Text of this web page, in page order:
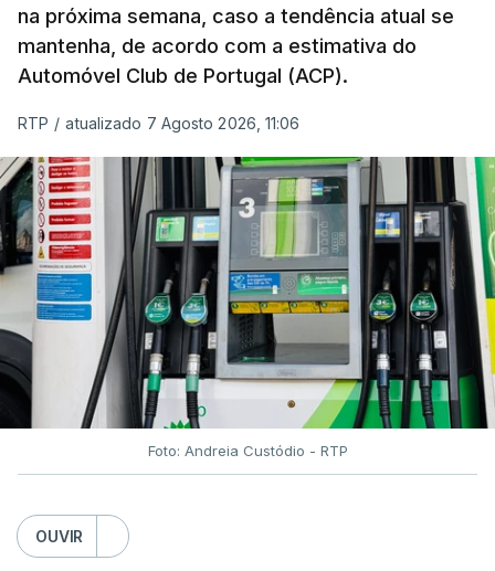
na próxima semana, caso a tendência atual se
mantenha, de acordo com a estimativa do
Automóvel Club de Portugal (ACP).
RTP / atualizado 7 Agosto 2026, 11:06
Foto: Andreia Custódio - RTP
OUVIR